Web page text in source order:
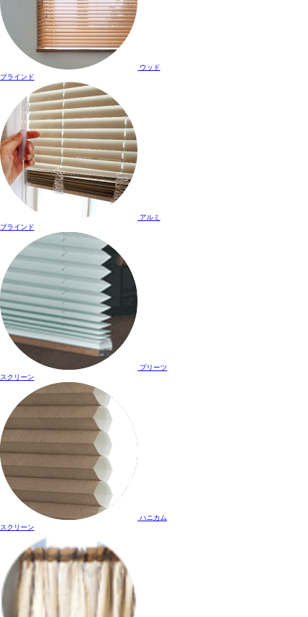
ウッド
ブラインド
アルミ
ブラインド
プリーツ
スクリーン
ハニカム
スクリーン